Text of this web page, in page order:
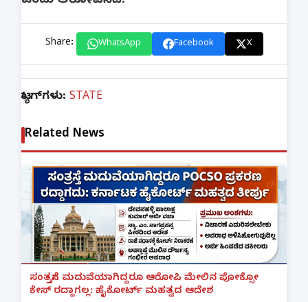
Share: WhatsApp Facebook X
ಟ್ಯಾಗ್‌ಗಳು: STATE
Related News
ಸಂತ್ರಸ್ತೆಗೆ ಮದುವೆಯಾಗಿದ್ದರೂ ಆರೋಪಿ ಮೇಲಿನ ಪೋಕ್ಸೋ
ಕೇಸ್ ರದ್ದಾಗಲ್ಲ: ಹೈಕೋರ್ಟ್ ಮಹತ್ವದ ಆದೇಶ